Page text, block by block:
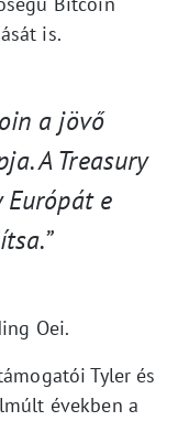
is.
a jövő
A Treasury
e
Oei.
Tyler és
években a